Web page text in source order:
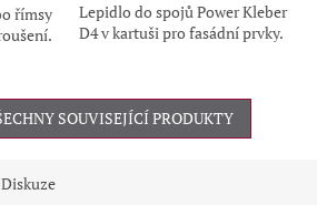
římsy
Lepidlo do spojů Power Kleber
D4 v kartuši pro fasádní prvky.
SOUVISEJÍCÍ PRODUKTY
Diskuze